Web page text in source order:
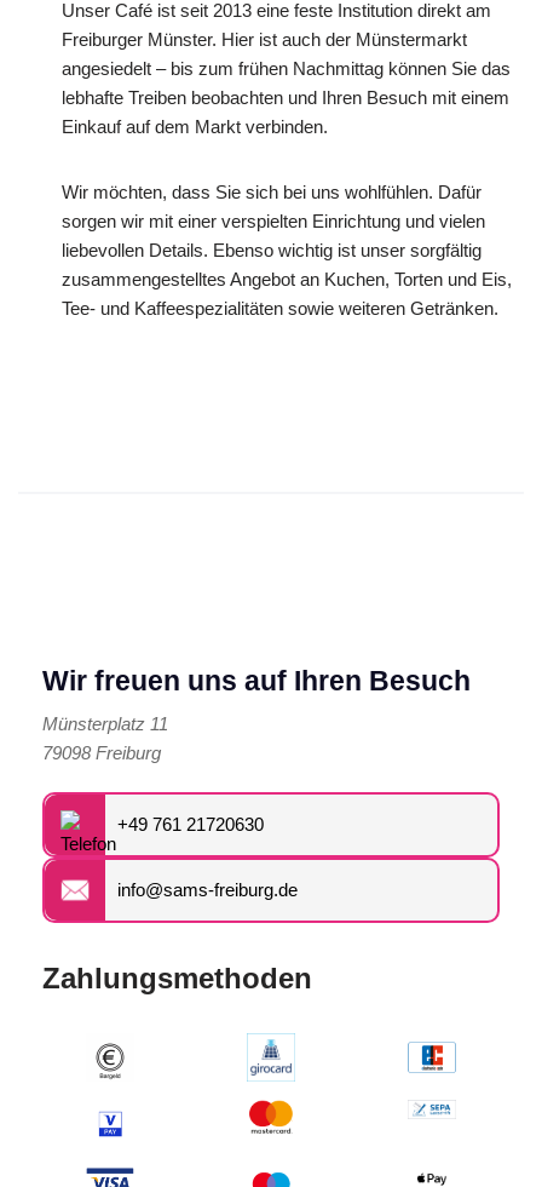
Unser Café ist seit 2013 eine feste Institution direkt am
Freiburger Münster. Hier ist auch der Münstermarkt
angesiedelt – bis zum frühen Nachmittag können Sie das
lebhafte Treiben beobachten und Ihren Besuch mit einem
Einkauf auf dem Markt verbinden.
Wir möchten, dass Sie sich bei uns wohlfühlen. Dafür
sorgen wir mit einer verspielten Einrichtung und vielen
liebevollen Details. Ebenso wichtig ist unser sorgfältig
zusammengestelltes Angebot an Kuchen, Torten und Eis,
Tee- und Kaffeespezialitäten sowie weiteren Getränken.
Wir freuen uns auf Ihren Besuch
Münsterplatz 11
79098 Freiburg
+49 761 21720630
info@sams-freiburg.de
Zahlungsmethoden